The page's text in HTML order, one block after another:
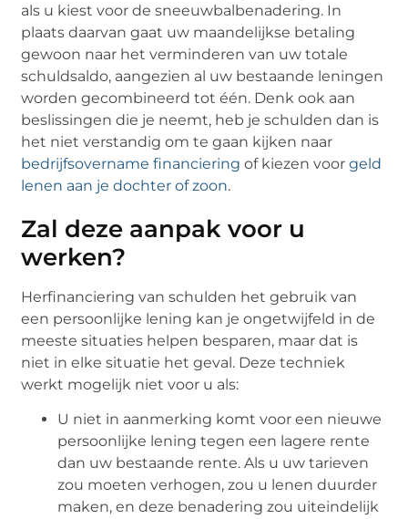
als u kiest voor de sneeuwbalbenadering. In
plaats daarvan gaat uw maandelijkse betaling
gewoon naar het verminderen van uw totale
schuldsaldo, aangezien al uw bestaande leningen
worden gecombineerd tot één. Denk ook aan
beslissingen die je neemt, heb je schulden dan is
het niet verstandig om te gaan kijken naar
bedrijfsovername financiering of kiezen voorgeld
lenen aan je dochter of zoon.
Zal deze aanpak voor u
werken?
Herfinanciering van schulden het gebruik van
een persoonlijke lening kan je ongetwijfeld in de
meeste situaties helpen besparen, maar dat is
niet in elke situatie het geval. Deze techniek
werkt mogelijk niet voor u als:
U niet in aanmerking komt voor een nieuwe
persoonlijke lening tegen een lagere rente
dan uw bestaande rente. Als u uw tarieven
zou moeten verhogen, zou u lenen duurder
maken, en deze benadering zou uiteindelijk